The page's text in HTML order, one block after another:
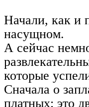
Начали, как и
насущном.
А сейчас
которые
Сначала о
платных: это